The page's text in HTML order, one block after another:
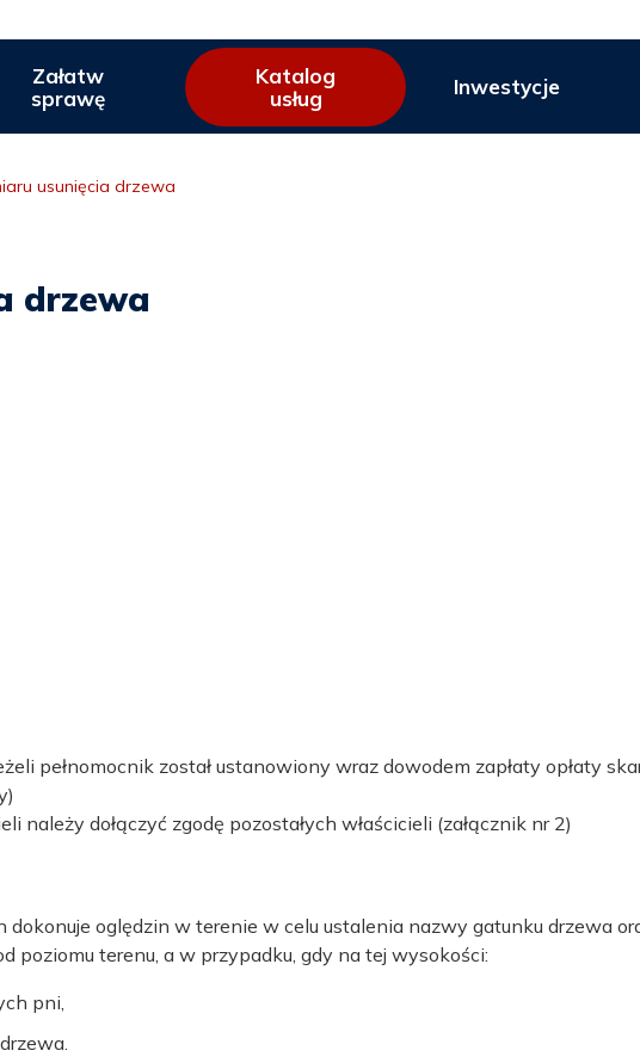
Załatw
sprawę
Katalog
usług
Inwestycje
usunięcia drzewa
drzewa
pełnomocnik został ustanowiony wraz dowodem zapłaty opłaty
należy dołączyć zgodę pozostałych właścicieli (załącznik nr 2)
oględzin w terenie w celu ustalenia nazwy gatunku drzewa
poziomu terenu, a w przypadku, gdy na tej wysokości:
pni,